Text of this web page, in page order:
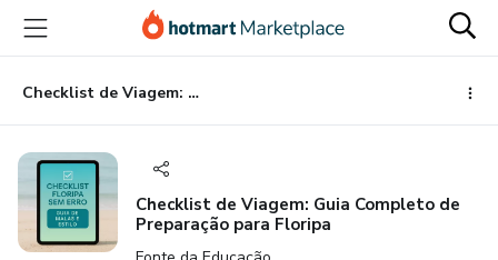
para
conteúdo
principal
para
pagamento
para
rodapé
Checklist de Viagem: Guia Completo de Preparação para Floripa
Checklist de Viagem: Guia Completo de
Preparação para Floripa